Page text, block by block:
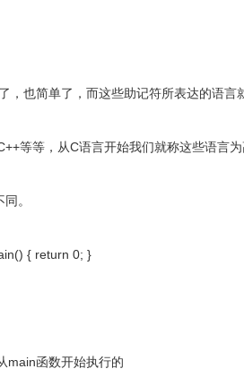
，也简单了，而这些助记符所表达的语言
等等，从C语言开始我们就称这些语言
。
{ return 0; }
main函数开始执行的